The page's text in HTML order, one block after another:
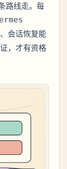
路线走。每
会话恢复能
，才有资格